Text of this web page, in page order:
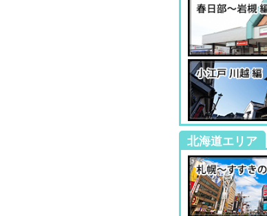
北海道エリア